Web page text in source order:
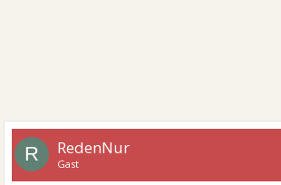
R RedenNur
Gast